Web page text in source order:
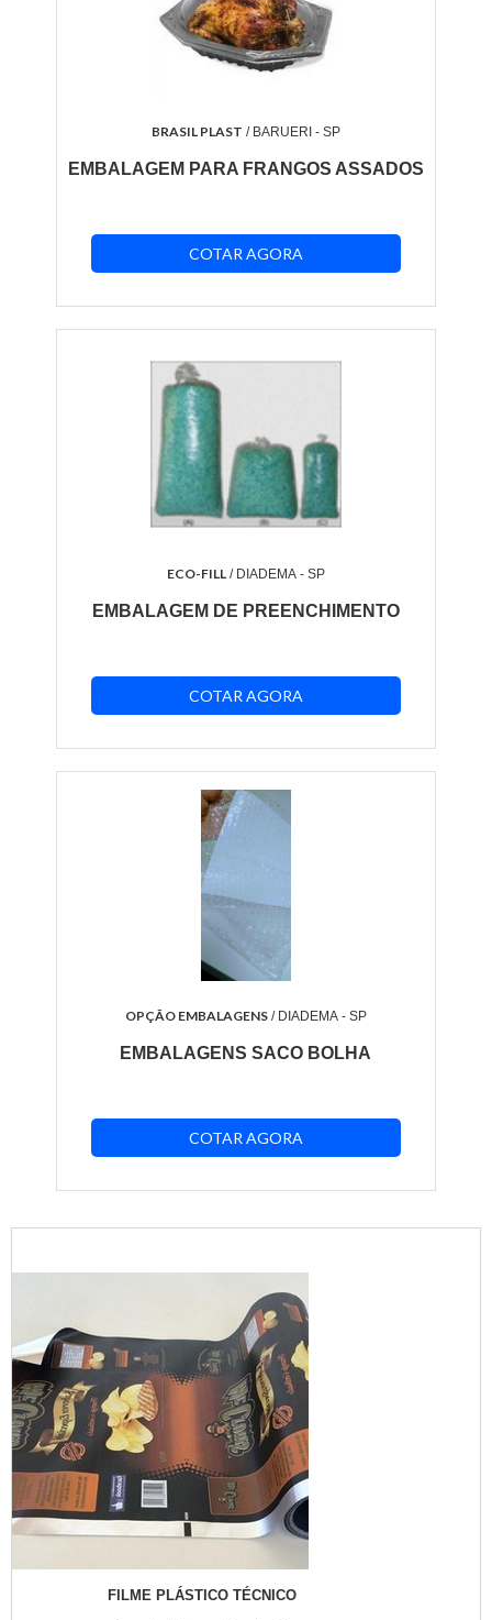
BRASIL PLAST / BARUERI - SP
EMBALAGEM PARA FRANGOS ASSADOS
COTAR AGORA
ECO-FILL/ DIADEMA - SP
EMBALAGEM DE PREENCHIMENTO
COTAR AGORA
OPÇÃO EMBALAGENS / DIADEMA - SP
EMBALAGENS SACO BOLHA
COTAR AGORA
FILME PLÁSTICO TÉCNICO